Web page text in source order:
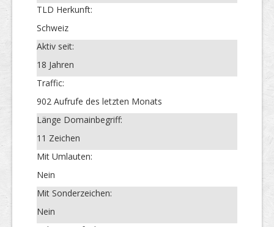
TLD Herkunft:
Schweiz
Aktiv seit:
18 Jahren
Traffic:
902 Aufrufe des letzten Monats
Länge Domainbegriff:
11 Zeichen
Mit Umlauten:
Nein
Mit Sonderzeichen:
Nein